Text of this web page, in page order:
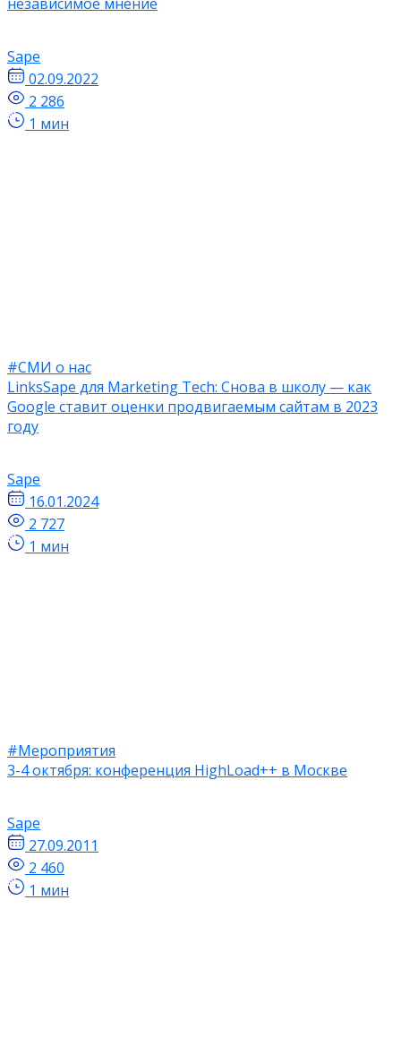
Sape
02.09.2022
2 286
1 мин
#СМИ о нас
LinksSape для Marketing Tech: Снова в школу — как
Google ставит оценки продвигаемым сайтам в 2023
году
Sape
16.01.2024
2 727
1 мин
#Мероприятия
3-4 октября: конференция HighLoad++ в Москве
Sape
27.09.2011
2 460
1 мин